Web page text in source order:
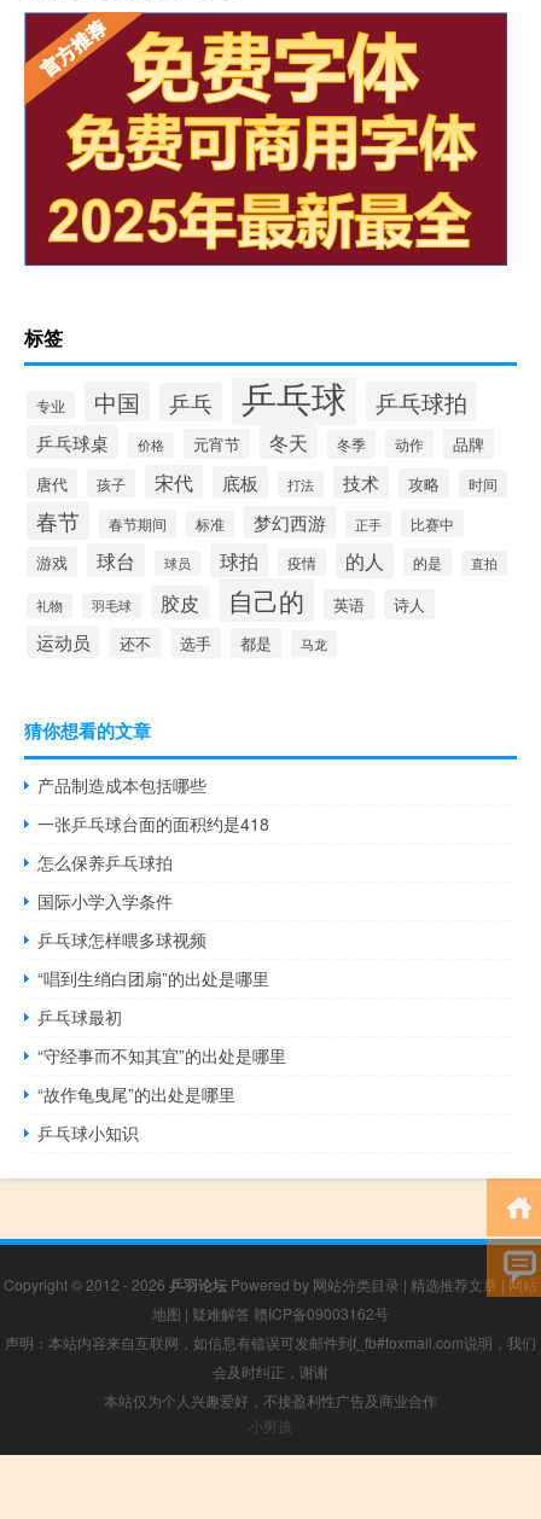
标签
专业 中国 乒乓 乒乓球 乒乓球拍
乒乓球桌 价格 元宵节 冬天 冬季 动作
品牌
唐代
孩子 宋代 底板 打法 技术 攻略 时间
春节 春节期间 标准 梦幻西游 正手 比赛中
游戏 球台 球员 球拍 疫情 的人 的是 直拍
礼物 羽毛球 胶皮 自己的 英语 诗人
运动员 还不 选手 都是 马龙
猜你想看的文章
产品制造成本包括哪些
一张乒乓球台面的面积约是418
怎么保养乒乓球拍
国际小学入学条件
乒乓球怎样喂多球视频
“唱到生绡白团扇”的出处是哪里
乒乓球最初
“守经事而不知其宜”的出处是哪里
“故作龟曳尾”的出处是哪里
乒乓球小知识
Copyright © 2012 - 2026 乒羽论坛 Powered by 网站分类目录 | 精选推荐文章 | 网站
地图 | 疑难解答 赣ICP备09003162号
声明：本站内容来自互联网，如信息有错误可发邮件到f_fb#foxmail.com说明，我们
会及时纠正，谢谢
本站仅为个人兴趣爱好，不接盈利性广告及商业合作
小男孩